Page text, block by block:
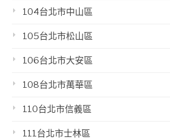
104台北市中山區
105台北市松山區
106台北市大安區
108台北市萬華區
110台北市信義區
111台北市士林區